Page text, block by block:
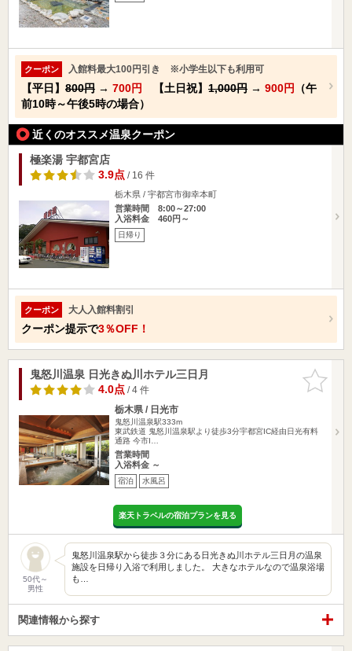
クーポン 入館料最大100円引き ※小学生以下も利用可
【平日】 800円 → 700円 【土日祝】 1,000円 → 900円
（午
前10時～午後5時の場合）
近くのオススメ温泉クーポン
極楽湯 宇都宮店
3.9点/ 16 件
栃木県 / 宇都宮市御幸本町
営業時間 8:00～27:00
入浴料金 460円～
日帰り
クーポン 大人入館料割引
クーポン提示で3％OFF！
お気に入
りに追加
鬼怒川温泉 日光きぬ川ホテル三日月
4.0点/ 4 件
栃木県 / 日光市
鬼怒川温泉駅333m
東武鉄道 鬼怒川温泉駅より徒歩3分宇都宮IC経由日光有料
通路 今市I…
営業時間
入浴料金 ～
宿泊 水風呂
楽天トラベルの宿泊プランを見る
50代～
男性
鬼怒川温泉駅から徒歩３分にある日光きぬ川ホテル三日月の温泉
施設を日帰り入浴で利用しました。 大きなホテルなので温泉浴場
も…
関連情報から探す